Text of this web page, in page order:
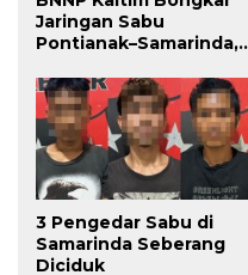
Jaringan Sabu
Pontianak–Samarinda,
dari Dalam Lapas
3 Pengedar Sabu di
Samarinda Seberang
Diciduk